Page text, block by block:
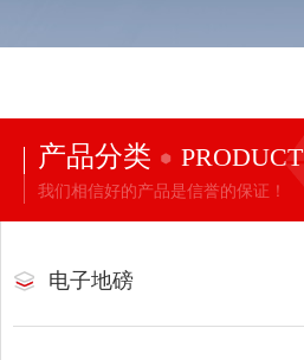
产品分类 PRODUCT
我们相信好的产品是信誉的保证！
电子地磅